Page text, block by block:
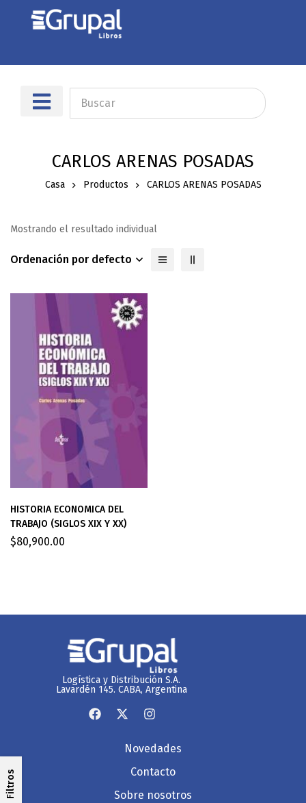
CARLOS ARENAS POSADAS
Casa Productos CARLOS ARENAS POSADAS
Filtros
Mostrando el resultado individual
Ordenación por defecto
HISTORIA ECONOMICA DEL
TRABAJO (SIGLOS XIX Y XX)
$80,900.00
Logística y Distribución S.A.
Lavardén 145. CABA, Argentina
Novedades
Contacto
Sobre nosotros